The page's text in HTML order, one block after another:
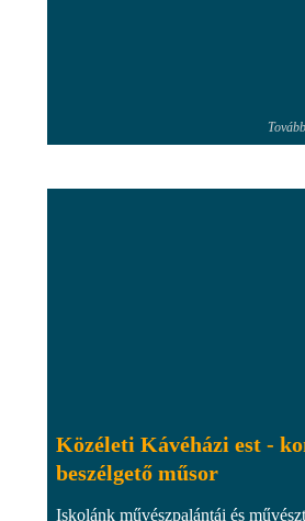
Közéleti Kávéházi est -
beszélgető műsor
Iskolánk művészpalántái és